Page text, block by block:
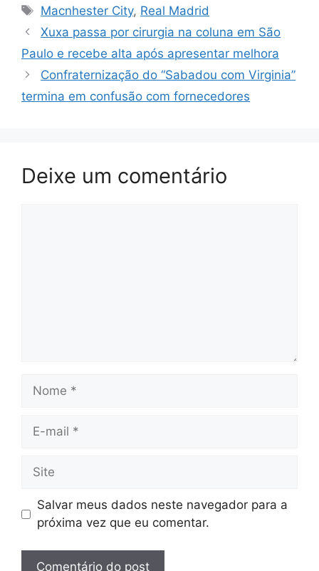
Tags
Macnhester City, Real Madrid
Xuxa passa por cirurgia na coluna em São
Paulo e recebe alta após apresentar melhora
Confraternização do “Sabadou com Virginia”
termina em confusão com fornecedores
Deixe um comentário
Nome
Site
Salvar meus dados neste navegador para a
próxima vez que eu comentar.